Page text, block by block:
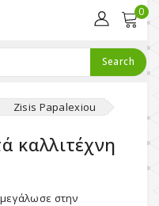
0
Search
Zisis Papalexiou
καλλιτέχνη
στην